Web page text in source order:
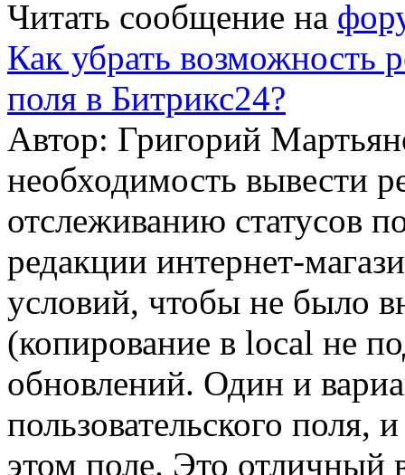
Читать сообщение на
Как убрать возможность
поля в Битрикс24?
Автор: Григорий
необходимость вывести
отслеживанию статусов
редакции интернет-
условий, чтобы не было
(копирование в local не
обновлений. Один и
пользовательского поля,
этом поле. Это отличный